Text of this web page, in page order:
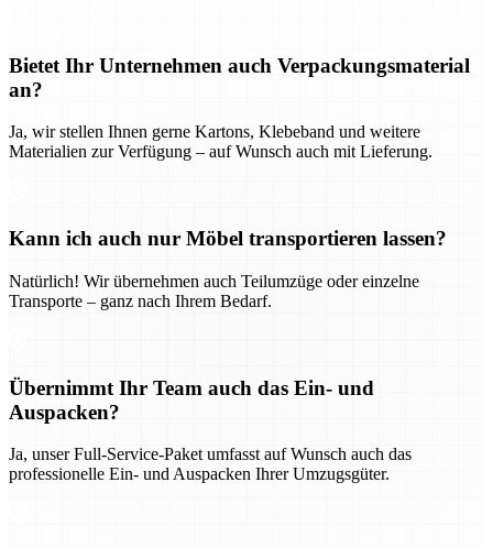
Bietet Ihr Unternehmen auch Verpackungsmaterial
an?
Ja, wir stellen Ihnen gerne Kartons, Klebeband und weitere
Materialien zur Verfügung – auf Wunsch auch mit Lieferung.
Kann ich auch nur Möbel transportieren lassen?
Natürlich! Wir übernehmen auch Teilumzüge oder einzelne
Transporte – ganz nach Ihrem Bedarf.
Übernimmt Ihr Team auch das Ein- und
Auspacken?
Ja, unser Full-Service-Paket umfasst auf Wunsch auch das
professionelle Ein- und Auspacken Ihrer Umzugsgüter.